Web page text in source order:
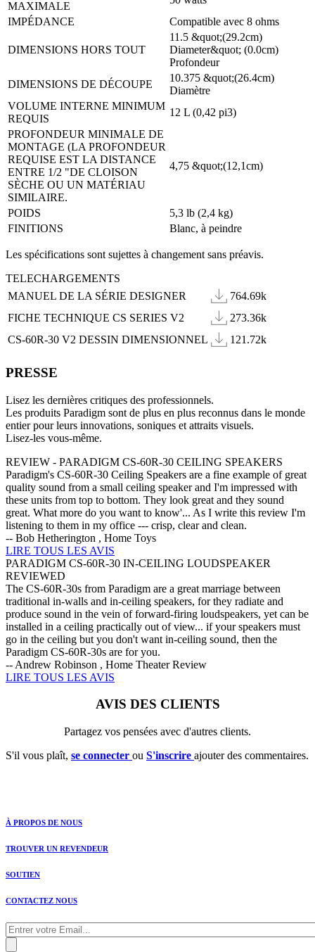
MAXIMALE
IMPÉDANCE
Compatible avec 8 ohms
DIMENSIONS HORS TOUT
11.5 &quot;(29.2cm)
Diameter&quot; (0.0cm)
Profondeur
DIMENSIONS DE DÉCOUPE
10.375 &quot;(26.4cm)
Diamètre
VOLUME INTERNE MINIMUM
REQUIS
12 L (0,42 pi3)
PROFONDEUR MINIMALE DE
MONTAGE (LA PROFONDEUR
REQUISE EST LA DISTANCE
ENTRE 1/2 "DE CLOISON
SÈCHE OU UN MATÉRIAU
SIMILAIRE.
4,75 &quot;(12,1cm)
POIDS
5,3 lb (2,4 kg)
FINITIONS
Blanc, à peindre
Les spécifications sont sujettes à changement sans préavis.
TELECHARGEMENTS
MANUEL DE LA SÉRIE DESIGNER
764.69k
FICHE TECHNIQUE CS SERIES V2
273.36k
CS-60R-30 V2 DESSIN DIMENSIONNEL
121.72k
PRESSE
Lisez les dernières critiques des professionnels.
Les produits Paradigm sont de plus en plus reconnus dans le monde
entier pour leurs innovations, soniques et attraits visuels.
Lisez-les vous-même.
REVIEW - PARADIGM CS-60R-30 CEILING SPEAKERS
Paradigm's CS-60R-30 Ceiling Speakers are a fine example of great
quality sound from a small ceiling speaker and I'm impressed with
these units from top to bottom. They look great and they sound
great. What more do you want to know'... As I write this review I'm
listening to them in my office --- crisp, clear and clean.
-- Bob Hetherington , Home Toys
LIRE TOUS LES AVIS
PARADIGM CS-60R-30 IN-CEILING LOUDSPEAKER
REVIEWED
The CS-60R-30s from Paradigm are a great marriage between
traditional in-walls and in-ceiling speakers, for they radiate and
produce sound in the vein of forward-firing loudspeakers, yet can be
installed in a ceiling practically out of view... if your speakers must
go in the ceiling but you don't want in-ceiling sound, then the
Paradigm CS-60R-30s are for you.
-- Andrew Robinson , Home Theater Review
LIRE TOUS LES AVIS
AVIS DES CLIENTS
Partagez vos pensées avec d'autres clients.
S'il vous plaît, se connecter ou S'inscrire ajouter des commentaires.
À PROPOS DE NOUS
TROUVER UN REVENDEUR
SOUTIEN
CONTACTEZ NOUS